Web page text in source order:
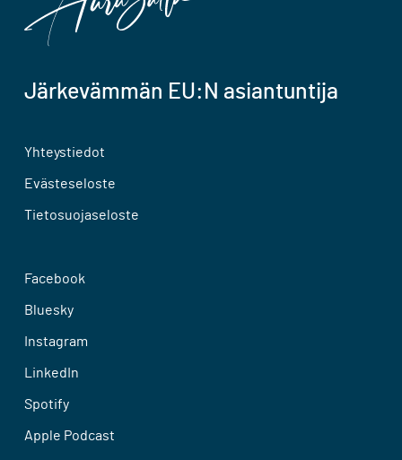
Järkevämmän EU:N asiantuntija
Yhteystiedot
Evästeseloste
Tietosuojaseloste
Facebook
Bluesky
Instagram
LinkedIn
Spotify
Apple Podcast